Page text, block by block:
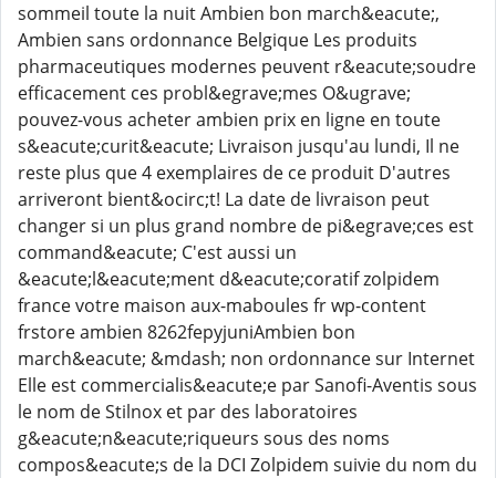
sommeil toute la nuit Ambien bon march&eacute;,
Ambien sans ordonnance Belgique Les produits
pharmaceutiques modernes peuvent r&eacute;soudre
efficacement ces probl&egrave;mes O&ugrave;
pouvez-vous acheter ambien prix en ligne en toute
s&eacute;curit&eacute; Livraison jusqu'au lundi, Il ne
reste plus que 4 exemplaires de ce produit D'autres
arriveront bient&ocirc;t! La date de livraison peut
changer si un plus grand nombre de pi&egrave;ces est
command&eacute; C'est aussi un
&eacute;l&eacute;ment d&eacute;coratif zolpidem
france votre maison aux-maboules fr wp-content
frstore ambien 8262fepyjuniAmbien bon
march&eacute; &mdash; non ordonnance sur Internet
Elle est commercialis&eacute;e par Sanofi-Aventis sous
le nom de Stilnox et par des laboratoires
g&eacute;n&eacute;riqueurs sous des noms
compos&eacute;s de la DCI Zolpidem suivie du nom du